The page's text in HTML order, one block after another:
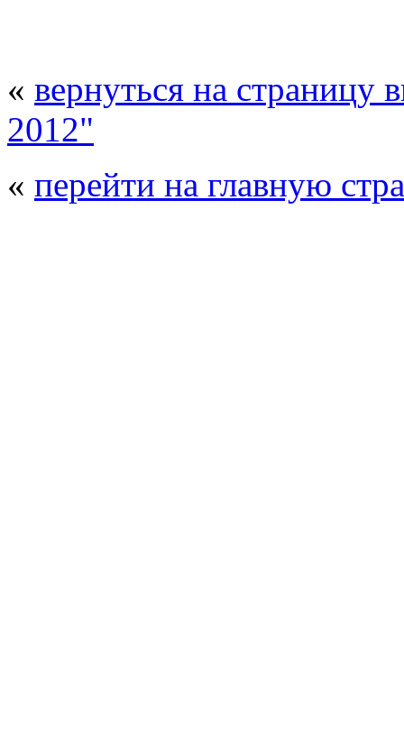
« вернуться на страницу
2012"
« перейти на главную